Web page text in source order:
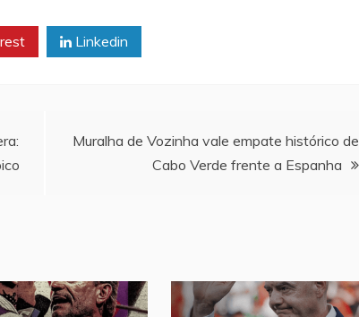
Linkedin
Muralha de Vozinha vale empate histórico de
Cabo Verde frente a Espanha